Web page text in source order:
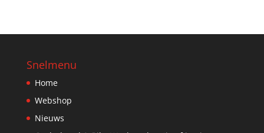
Snelmenu
Home
Webshop
Nieuws